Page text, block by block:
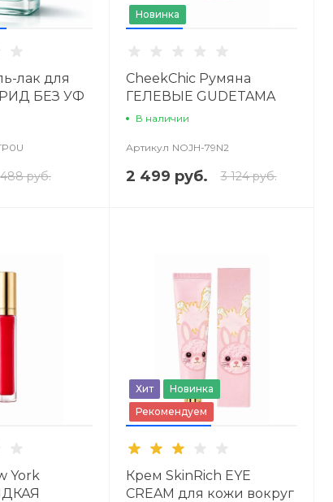
лак для
БЕЗ УФ
488 руб.
Новинка
CheekChic Румяна
ГЕЛЕВЫЕ GUDETAMA
СЛИВА
В наличии
Артикул NOJH-79N2
2 499 руб. 3 124 руб.
York
Хит
Новинка
Рекомендуем
Крем SkinRich EYE
CREAM для кожи вокруг